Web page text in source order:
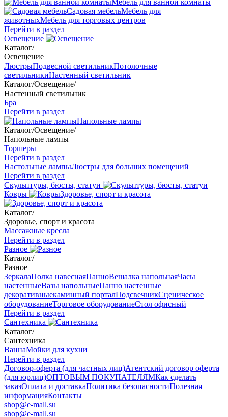
Мебель для ванной комнаты
Садовая мебельМебель для
животныхМебель для торговых центров
Перейти в раздел
Освещение
Каталог/
Освещение
ЛюстрыПодвесной светильникПотолочные
светильникиНастенный светильник
Каталог/Освещение/
Настенный светильник
Бра
Перейти в раздел
Напольные лампы
Каталог/Освещение/
Напольные лампы
Торшеры
Перейти в раздел
Настольные лампыЛюстры для больших помещений
Перейти в раздел
Скульптуры, бюсты, статуи
Ковры
Здоровье, спорт и красота
Каталог/
Здоровье, спорт и красота
Массажные кресла
Перейти в раздел
Разное
Каталог/
Разное
ЗеркалаПолка навеснаяПанноВешалка напольнаяЧасы
настенныеВазы напольныеПанно настенные
декоративныекаминный порталПодсвечникСценическое
оборудованиеТорговое оборудованиеСтол офисный
Перейти в раздел
Сантехника
Каталог/
Сантехника
ВаннаМойки для кухни
Перейти в раздел
Договор-оферта (для частных лиц)Агентский договор оферта
(для юрлиц)ОПТОВЫМ ПОКУПАТЕЛЯМКак сделать
заказОплата и доставкаПолитика безопасностиПолезная
информацияКонтакты
shop@e-mall.su
shop@e-mall.su